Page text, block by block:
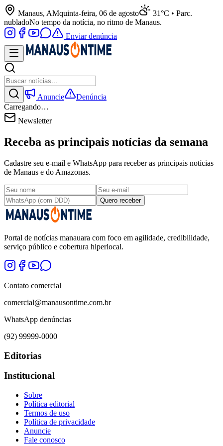
Manaus, AMquinta-feira, 06 de agosto
31°C • Parc.
nubladoNo tempo da notícia, no ritmo de Manaus.
Enviar denúncia
Anuncie
Denúncia
Carregando…
Newsletter
Receba as principais notícias da semana
Cadastre seu e-mail e WhatsApp para receber as principais notícias
de Manaus e do Amazonas.
Quero receber
Portal de notícias manauara com foco em agilidade, credibilidade,
serviço público e cobertura hiperlocal.
Contato comercial
comercial@manausontime.com.br
WhatsApp denúncias
(92) 99999-0000
Editorias
Institucional
Sobre
Política editorial
Termos de uso
Política de privacidade
Anuncie
Fale conosco